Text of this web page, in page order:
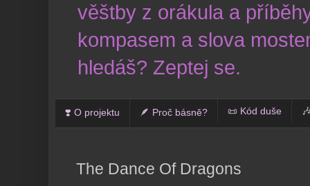
věštby z orákula a
kompasem a slova
hledáš? Zeptej se.
❣️ O projektu 🪶 Proč básně? 📜 Kód duše
The Dance Of Dragons